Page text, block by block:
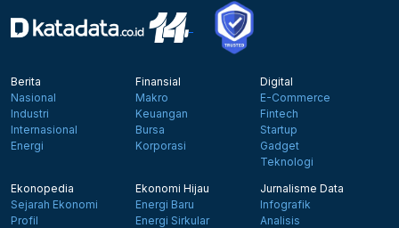
Berita
Nasional
Industri
Internasional
Energi
Finansial
Makro
Keuangan
Bursa
Korporasi
Digital
E-Commerce
Fintech
Startup
Gadget
Teknologi
Ekonopedia
Sejarah Ekonomi
Profil
Ekonomi Hijau
Energi Baru
Energi Sirkular
Jurnalisme Data
Infografik
Analisis